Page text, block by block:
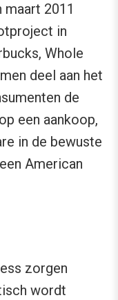
2011
in
Whole
deel aan het
de
een aankoop,
in de bewuste
American
zorgen
wordt